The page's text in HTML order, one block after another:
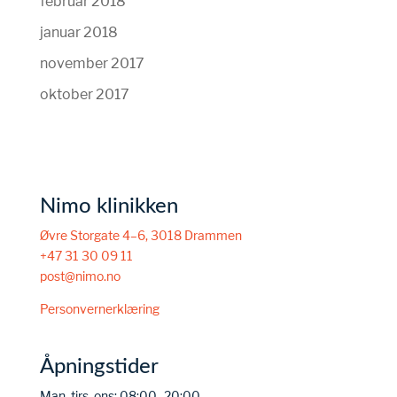
januar 2018
november 2017
oktober 2017
Nimo klinikken
Øvre Storgate 4–6, 3018 Drammen
+47 31 30 09 11
post@nimo.no
Personvernerklæring
Åpningstider